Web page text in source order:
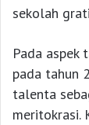
sekolah
Pada aspek
pada tahun
talenta
meritokrasi.